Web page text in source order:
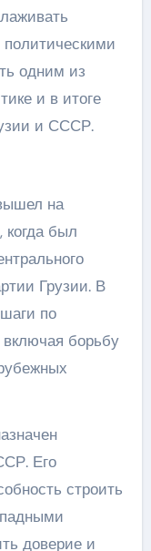
одним из
и в итоге
и СССР.
на
когда был
Грузии. В
по
борьбу
Его
строить
доверие и